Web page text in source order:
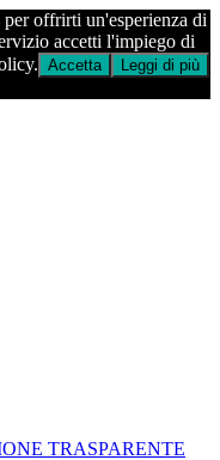
offrirti un'esperienza di
accetti l'impiego di
Accetta Leggi di più
TRASPARENTE